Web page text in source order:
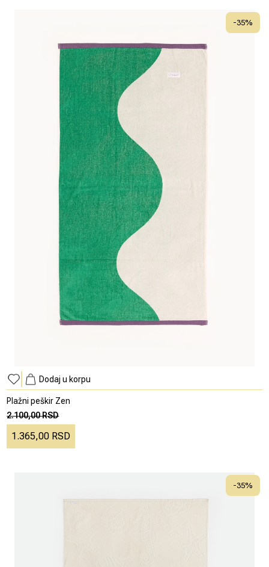
-35%
Dodaj u korpu
Plažni peškir Zen
2.100,00 RSD
1.365,00 RSD
-35%